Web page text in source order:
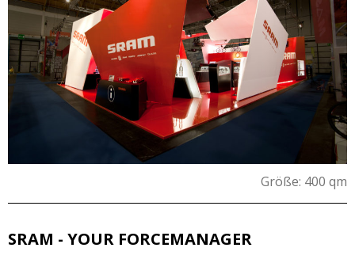
Größe: 400 qm
SRAM - YOUR FORCEMANAGER